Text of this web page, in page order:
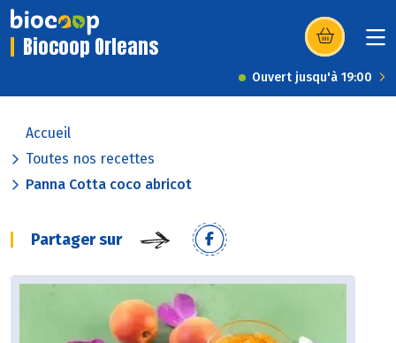
Biocoop Orleans (s’ouvre dans
Ouvert jusqu'à 19:00
Accueil
Toutes nos recettes
Panna Cotta coco abricot
Partager sur